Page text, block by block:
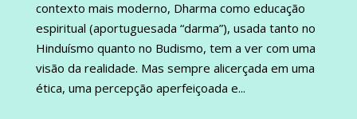
contexto mais moderno, Dharma como educação
espiritual (aportuguesada “darma”), usada tanto no
Hinduísmo quanto no Budismo, tem a ver com uma
visão da realidade. Mas sempre alicerçada em uma
ética, uma percepção aperfeiçoada e...